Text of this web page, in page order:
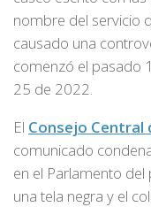
nombre del servicio
causado una
comenzó el pasado
25 de 2022.
El Consejo Central
comunicado
en el Parlamento
una tela negra y el